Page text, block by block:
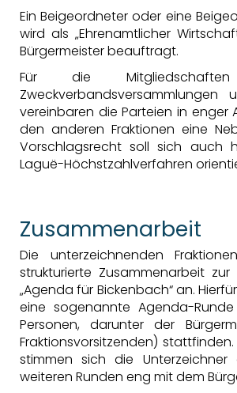
Ein Beigeordneter oder eine
wird als „Ehrenamtlicher
Bürgermeister beauftragt.
Für die
Zweckverbandsversammlungen
vereinbaren die Parteien in enger
den anderen Fraktionen eine
Vorschlagsrecht soll sich auch
Laguë-Höchstzahlverfahren
Zusammenarbeit
Die unterzeichnenden
strukturierte Zusammenarbeit
Agenda für Bickenbach“ an.
eine sogenannte Agenda-
Personen, darunter der
Fraktionsvorsitzenden)
stimmen sich die
weiteren Runden eng mit dem